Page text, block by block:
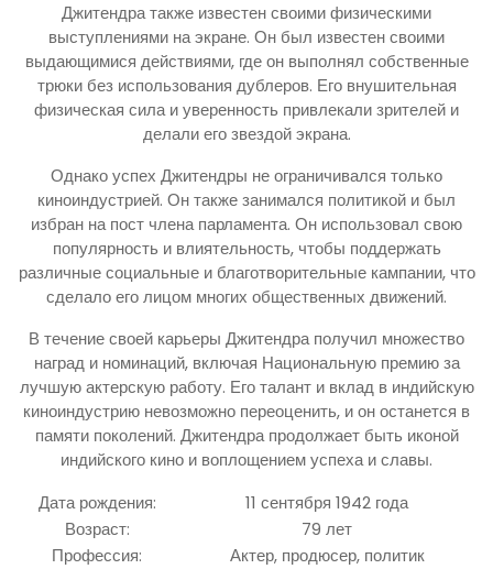
Джитендра также известен своими физическими
выступлениями на экране. Он был известен своими
выдающимися действиями, где он выполнял собственные
трюки без использования дублеров. Его внушительная
физическая сила и уверенность привлекали зрителей и
делали его звездой экрана.
Однако успех Джитендры не ограничивался только
киноиндустрией. Он также занимался политикой и был
избран на пост члена парламента. Он использовал свою
популярность и влиятельность, чтобы поддержать
различные социальные и благотворительные кампании, что
сделало его лицом многих общественных движений.
В течение своей карьеры Джитендра получил множество
наград и номинаций, включая Национальную премию за
лучшую актерскую работу. Его талант и вклад в индийскую
киноиндустрию невозможно переоценить, и он останется в
памяти поколений. Джитендра продолжает быть иконой
индийского кино и воплощением успеха и славы.
Дата рождения:
11 сентября 1942 года
Возраст:
79 лет
Профессия:
Актер, продюсер, политик